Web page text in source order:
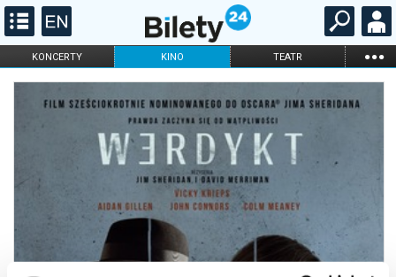
KONCERTY KINO TEATR ...
FILHARMONIA OPERA I BALET
DLA DZIECI
ONLINE KARNETY